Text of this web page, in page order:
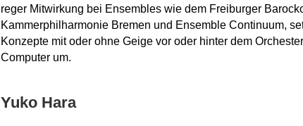
reger Mitwirkung bei Ensembles wie dem Freiburger
Kammerphilharmonie Bremen und Ensemble Continuum,
Konzepte mit oder ohne Geige vor oder hinter dem
Computer um.
Yuko Hara